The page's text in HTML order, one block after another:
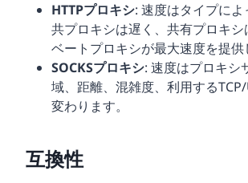
HTTPプロキシ: 速度はタイプに
共プロキシは遅く、共有プロキシ
ベートプロキシが最大速度を提供
SOCKSプロキシ: 速度はプロキシ
域、距離、混雑度、利用する
変わります。
互換性